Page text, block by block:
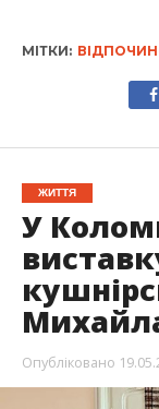
МІТКИ:
ЖИТТЯ
У
Опубліковано